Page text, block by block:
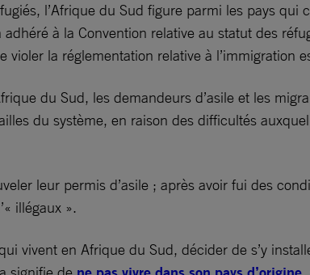
l’Afrique du Sud figure parmi les pays
à la Convention relative au statut des
la réglementation relative à l’immigration
du Sud, les demandeurs d’asile et les
du système, en raison des difficultés
leur permis d’asile ; après avoir fui des
illégaux ».
vivent en Afrique du Sud, décider de s’y